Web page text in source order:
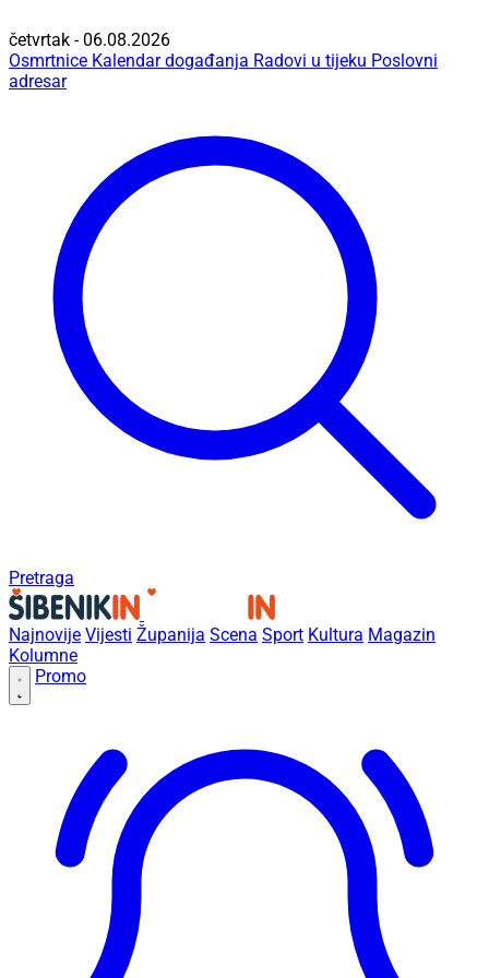
četvrtak - 06.08.2026
Osmrtnice Kalendar događanja Radovi u tijeku Poslovni
adresar
Pretraga
Najnovije Vijesti Županija Scena Sport Kultura Magazin
Kolumne
Promo